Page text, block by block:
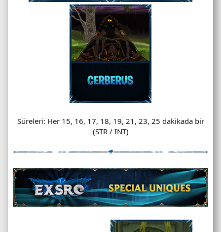
Süreleri: Her 15, 16, 17, 18, 19, 21, 23, 25 dakikada bir
(STR / INT)